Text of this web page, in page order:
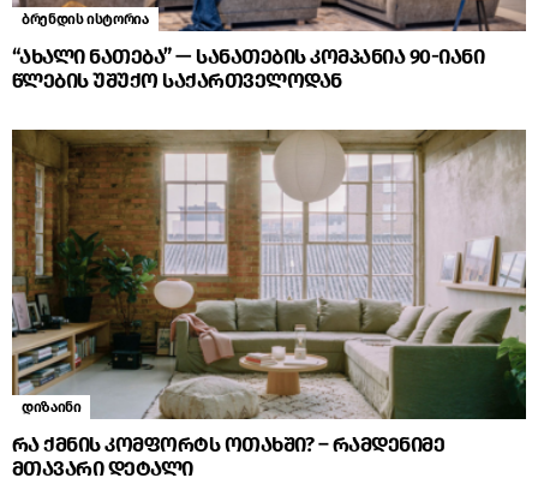
ბრენდის ისტორია
“ახალი ნათება” — სანათების კომპანია 90-იანი
წლების უშუქო საქართველოდან
დიზაინი
რა ქმნის კომფორტს ოთახში? – რამდენიმე
მთავარი დეტალი